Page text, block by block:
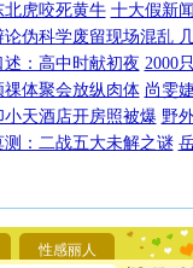
北虎咬死黄牛 十大假新
论伪科学废留现场混乱
述：高中时献初夜 2000
祼体聚会放纵肉体 尚雯
小天酒店开房照被爆 野
测：二战五大未解之谜
性感丽人
[圣诞节]
你太多，
天都要快
[圣诞节]